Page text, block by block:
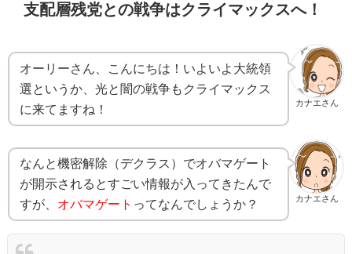
支配層残党との戦争はクライマックスへ！
カナエさん
オーリーさん、こんにちは！いよいよ大統領
選というか、光と闇の戦争もクライマックス
に来てますね！
カナエさん
なんと機密解除（デクラス）でオバマゲート
が開示されるとすごい情報が入ってきたんで
すが、 オバマゲート ってなんでしょうか？